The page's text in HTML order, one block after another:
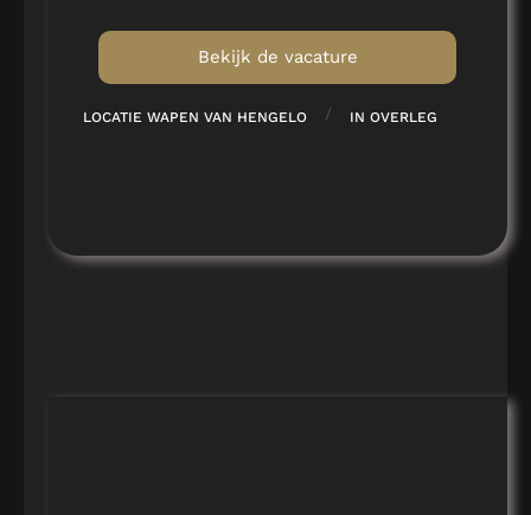
Bekijk de vacature
LOCATIE WAPEN VAN HENGELO / IN OVERLEG